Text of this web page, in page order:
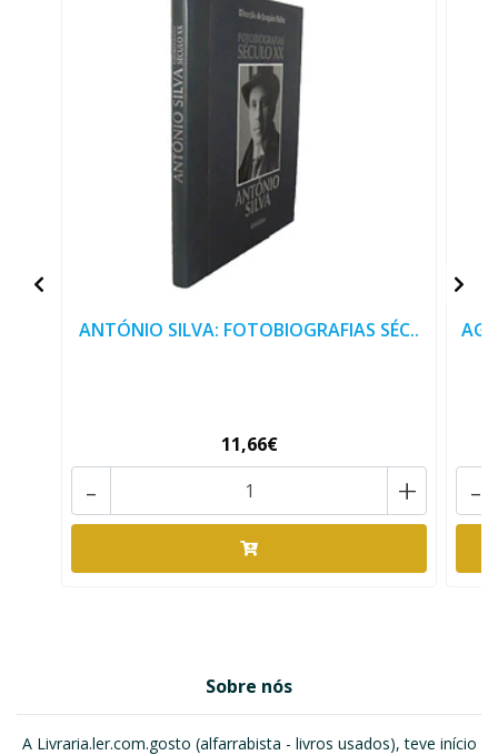
ANTÓNIO SILVA: FOTOBIOGRAFIAS SÉC..
11,66€
+
- -
Sobre nós
A Livraria.ler.com.gosto (alfarrabista - livros usados), teve início